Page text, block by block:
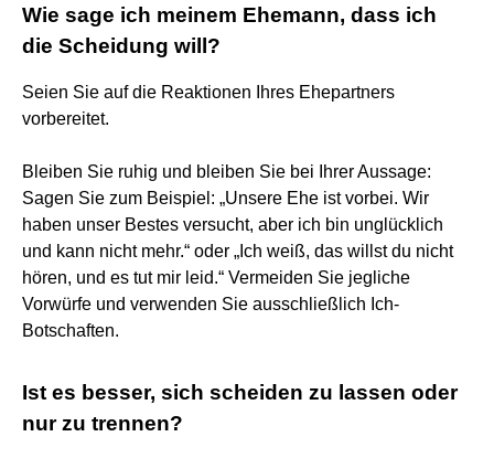
Wie sage ich meinem Ehemann, dass ich
die Scheidung will?
Seien Sie auf die Reaktionen Ihres Ehepartners
vorbereitet.
Bleiben Sie ruhig und bleiben Sie bei Ihrer Aussage:
Sagen Sie zum Beispiel: „Unsere Ehe ist vorbei. Wir
haben unser Bestes versucht, aber ich bin unglücklich
und kann nicht mehr.“ oder „Ich weiß, das willst du nicht
hören, und es tut mir leid.“ Vermeiden Sie jegliche
Vorwürfe und verwenden Sie ausschließlich Ich-
Botschaften.
Ist es besser, sich scheiden zu lassen oder
nur zu trennen?